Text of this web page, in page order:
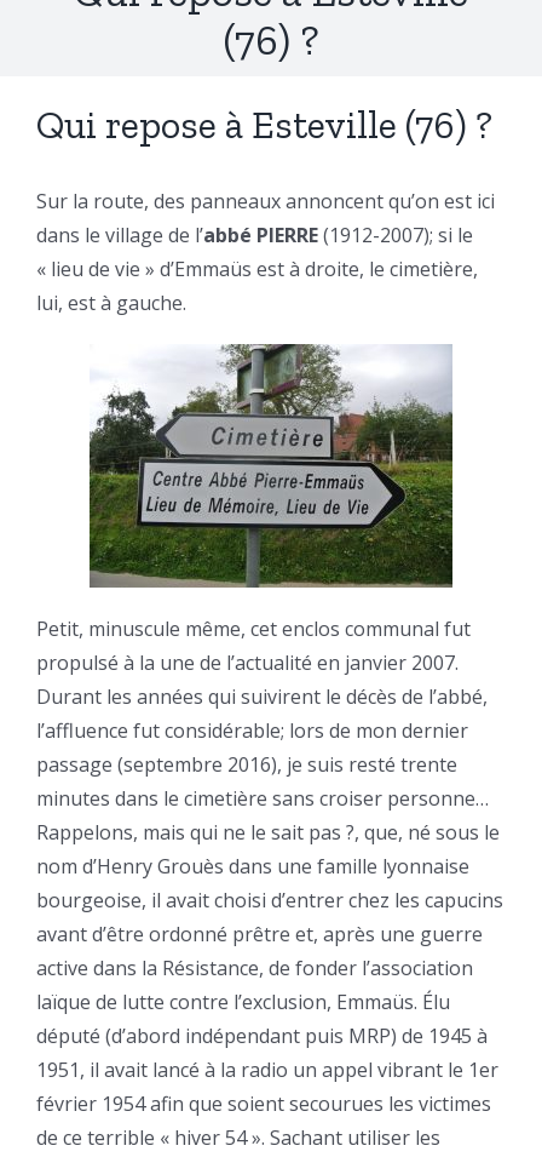
(76) ?
Qui repose à Esteville (76) ?
Sur la route, des panneaux annoncent qu’on est ici
dans le village de l’abbé PIERRE(1912-2007); si le
« lieu de vie » d’Emmaüs est à droite, le cimetière,
lui, est à gauche.
Petit, minuscule même, cet enclos communal fut
propulsé à la une de l’actualité en janvier 2007.
Durant les années qui suivirent le décès de l’abbé,
l’affluence fut considérable; lors de mon dernier
passage (septembre 2016), je suis resté trente
minutes dans le cimetière sans croiser personne…
Rappelons, mais qui ne le sait pas ?, que, né sous le
nom d’Henry Grouès dans une famille lyonnaise
bourgeoise, il avait choisi d’entrer chez les capucins
avant d’être ordonné prêtre et, après une guerre
active dans la Résistance, de fonder l’association
laïque de lutte contre l’exclusion, Emmaüs. Élu
député (d’abord indépendant puis MRP) de 1945 à
1951, il avait lancé à la radio un appel vibrant le 1er
février 1954 afin que soient secourues les victimes
de ce terrible « hiver 54 ». Sachant utiliser les